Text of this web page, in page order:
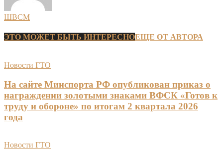
ШВСМ
ЭТО МОЖЕТ БЫТЬ ИНТЕРЕСНОЕЩЕ ОТ АВТОРА
Новости ГТО
На сайте Минспорта РФ опубликован приказ о
награждении золотыми знаками ВФСК «Готов к
труду и обороне» по итогам 2 квартала 2026
года
Новости ГТО